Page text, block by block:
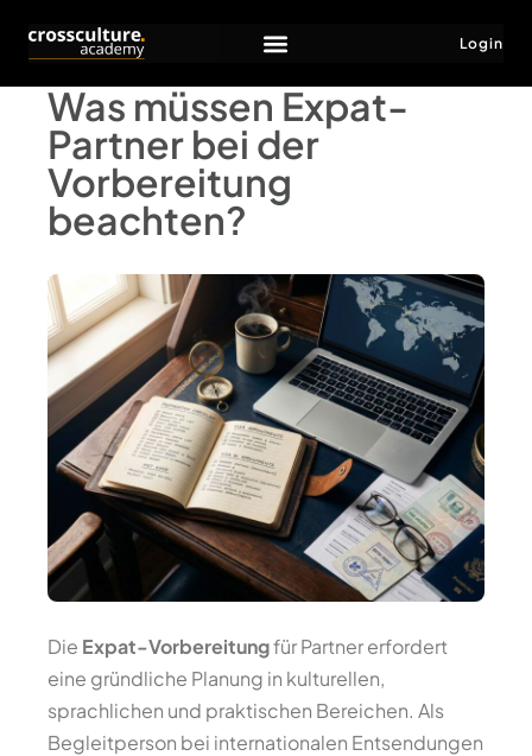
Login
Was müssen Expat-
Partner bei der
Vorbereitung
beachten?
Die Expat-Vorbereitungfür Partner erfordert
eine gründliche Planung in kulturellen,
sprachlichen und praktischen Bereichen. Als
Begleitperson bei internationalen Entsendungen